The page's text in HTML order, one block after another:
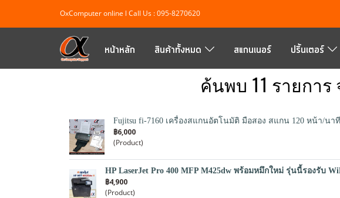
OxComputer online l Call Us : 095-8270620
หน้าหลัก สินค้าทั้งหมด สแกนเนอร์ ปริ้นเตอร์
ค้นพบ 11 รายการ
Fujitsu fi-7160 เครื่องสแกนอัตโนมัติ มือสอง สแกน 120 หน้า/นาที
฿6,000
(Product)
HP LaserJet Pro 400 MFP M425dw พร้อมหมึกใหม่ รุ่นนี้รองรับ
฿4,900
(Product)